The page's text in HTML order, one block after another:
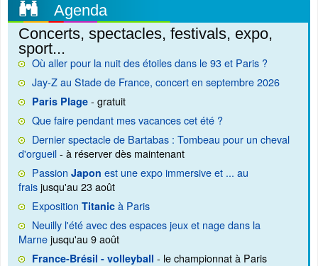
Agenda
Concerts, spectacles, festivals, expo,
sport...
Où aller pour la nuit des étoiles dans le 93 et Paris ?
Jay-Z au Stade de France, concert en septembre 2026
Paris Plage - gratuit
Que faire pendant mes vacances cet été ?
Dernier spectacle de Bartabas : Tombeau pour un cheval
d'orgueil- à réserver dès maintenant
Passion Japon est une expo immersive et ... au
fraisjusqu'au 23 août
Exposition Titanic à Paris
Neuilly l'été avec des espaces jeux et nage dans la
Marnejusqu'au 9 août
France-Brésil - volleyball - le championnat à Paris